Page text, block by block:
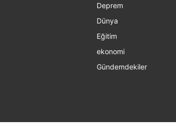
Deprem
Dünya
Eğitim
ekonomi
Gündemdekiler